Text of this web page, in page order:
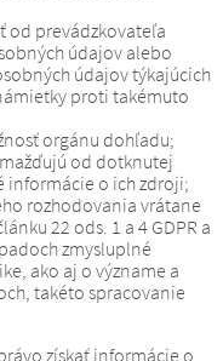
od prevádzkovateľa
údajov alebo
údajov týkajúcich
proti takémuto
orgánu dohľadu;
od dotknutej
informácie o ich zdroji;
rozhodovania vrátane
22 ods. 1 a 4 GDPR a
zmysluplné
ako aj o význame a
takéto spracovanie
získať informácie o